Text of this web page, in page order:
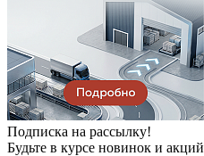
Подписка на рассылку!
Будьте в курсе новинок и акций